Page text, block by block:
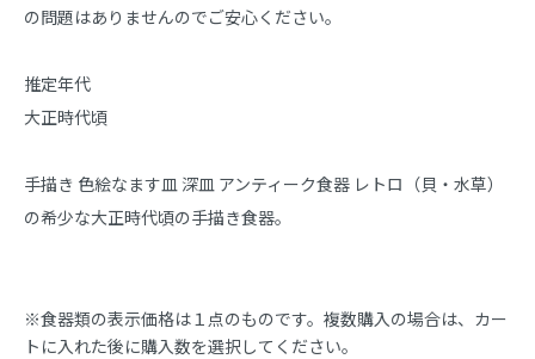
の問題はありませんのでご安心ください。
推定年代
大正時代頃
手描き 色絵なます皿 深皿 アンティーク食器 レトロ（貝・水草）
の希少な大正時代頃の手描き食器。
※食器類の表示価格は１点のものです。複数購入の場合は、カー
トに入れた後に購入数を選択してください。